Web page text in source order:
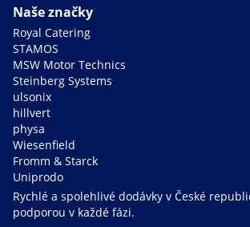
Naše značky
Royal Catering
STAMOS
MSW Motor Technics
Steinberg Systems
ulsonix
hillvert
physa
Wiesenfield
Fromm & Starck
Uniprodo
Rychlé a spolehlivé dodávky v České
podporou v každé fázi.